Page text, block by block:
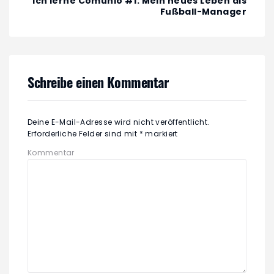
Fußball-Manager
Schreibe einen Kommentar
Deine E-Mail-Adresse wird nicht veröffentlicht.
Erforderliche Felder sind mit * markiert
Kommentar